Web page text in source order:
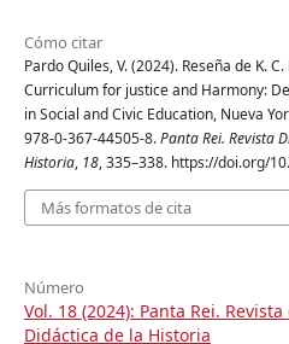
Cómo citar
Pardo Quiles, V. (2024). Reseña de K.
Curriculum for justice and Harmony:
in Social and Civic Education, Nueva
978-0-367-44505-8.Panta Rei. Revista
Historia, 18, 335–338. https://doi.org/
Más formatos de cita
Número
Vol. 18 (2024): Panta Rei.
Didáctica de la Historia